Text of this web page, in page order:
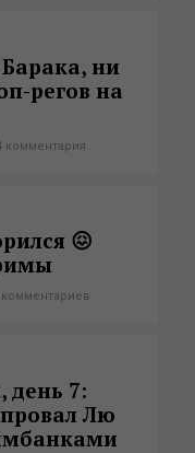
ни
регов на
комментария
😖
комментариев
день 7:
провал Лю